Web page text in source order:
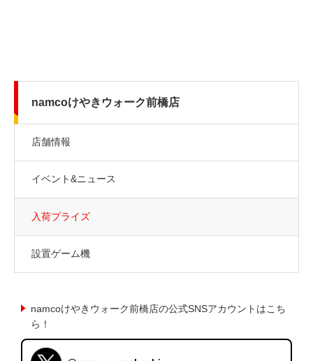
namcoけやきウォーク前橋店
店舗情報
イベント&ニュース
入荷プライズ
設置ゲーム機
namcoけやきウォーク前橋店の公式SNSアカウントはこち
ら！